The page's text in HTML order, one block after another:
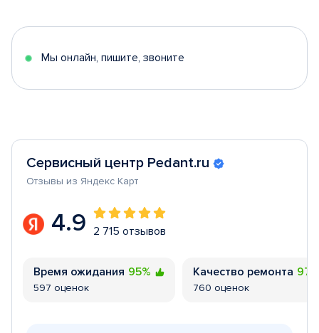
5
Мы онлайн, пишите, звоните
Сервисный центр Pedant.ru
Отзывы из Яндекс Карт
4.9 2 715 отзывов
Время ожидания 95%
597 оценок
Качество ремонта
760 оценок